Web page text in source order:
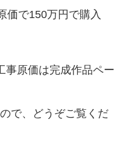
価で150万円で購入
事原価は完成作品ペー
で、どうぞご覧くだ